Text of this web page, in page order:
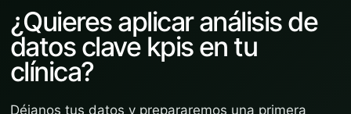
¿Quieres aplicar análisis de
datos clave kpis en tu
clínica?
Déjanos tus datos y prepararemos una primera